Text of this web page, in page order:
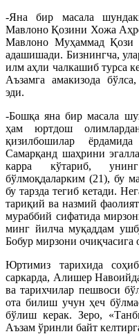
-Яна бир масала
Мавлоно Қозини Хожа
Мавлоно Муҳаммад Қози
адашишади. Бизнингча,
илм аҳли чалкашиб турса
Аъзамга амакизода
эди.
-Бошқа яна бир масала
ҳам юртдош
қизилбошилар
Самарқанд шаҳрини
карра кўтариб,
бўлмоқдаларким (21), бу
бу тарзда тегиб кетади.
тариқий ва назмий
мураббий сифатида
минг йилча муқаддам
Бобур мирзони очиқчасига
Юртимиз тарихида
саркарда, Алишер
ва тарихчилар пешвоси
ота билиш учун ҳеч
бўлиш керак. Зеро,
Аъзам ўринли байт